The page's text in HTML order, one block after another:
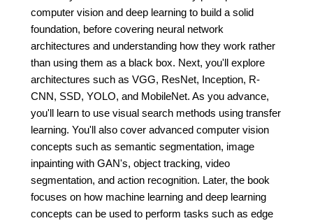
computer vision and deep learning to build a solid
foundation, before covering neural network
architectures and understanding how they work rather
than using them as a black box. Next, you'll explore
architectures such as VGG, ResNet, Inception, R-
CNN, SSD, YOLO, and MobileNet. As you advance,
you'll learn to use visual search methods using transfer
learning. You'll also cover advanced computer vision
concepts such as semantic segmentation, image
inpainting with GAN's, object tracking, video
segmentation, and action recognition. Later, the book
focuses on how machine learning and deep learning
concepts can be used to perform tasks such as edge